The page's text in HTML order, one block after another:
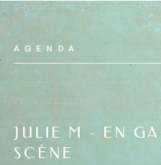
AGENDA
LE 3 OCTOBRE 2025
JULIE M - EN
SCÈNE